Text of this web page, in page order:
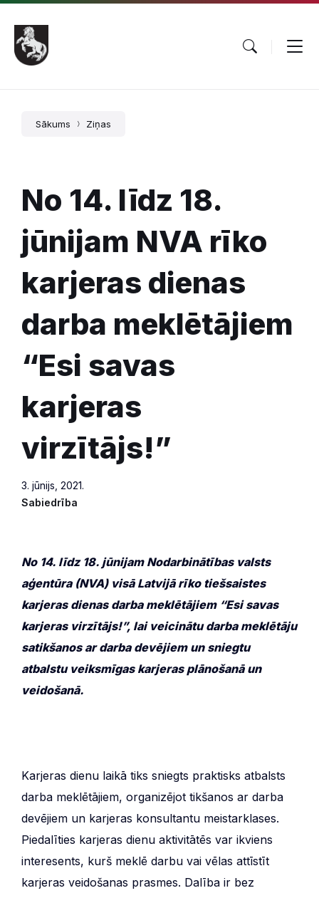
Pāriet
saturu
Skip
main
navigation
Skip
footer
Sākums Ziņas
No 14. līdz 18.
jūnijam NVA rīko
karjeras dienas
darba meklētājiem
“Esi savas
karjeras
virzītājs!”
3. jūnijs, 2021.
Sabiedrība
No 14. līdz 18. jūnijam Nodarbinātības valsts
aģentūra (NVA) visā Latvijā rīko tiešsaistes
karjeras dienas darba meklētājiem “Esi savas
karjeras virzītājs!”, lai veicinātu darba meklētāju
satikšanos ar darba devējiem un sniegtu
atbalstu veiksmīgas karjeras plānošanā un
veidošanā.
Karjeras dienu laikā tiks sniegts praktisks atbalsts
darba meklētājiem, organizējot tikšanos ar darba
devējiem un karjeras konsultantu meistarklases.
Piedalīties karjeras dienu aktivitātēs var ikviens
interesents, kurš meklē darbu vai vēlas attīstīt
karjeras veidošanas prasmes. Dalība ir bez